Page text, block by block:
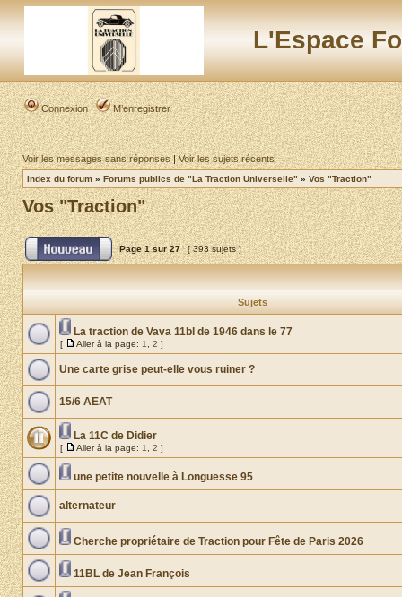
L'Espace
Connexion M’enregistrer
Voir les messages sans réponses|Voir les sujets récents
Index du forum » Forums publics de "La Traction Universelle" » Vos "Traction"
Vos "Traction"
Page1sur27 [ 393 sujets ]
Sujets
La traction de Vava 11bl de 1946 dans le 77
[ Aller à la page: 1 2 ]
Une carte grise peut-elle vous ruiner ?
15/6 AEAT
La 11C de Didier
[ Aller à la page: 1 2 ]
une petite nouvelle à Longuesse 95
alternateur
Cherche propriétaire de Traction pour Fête de Paris 2026
11BL de Jean François